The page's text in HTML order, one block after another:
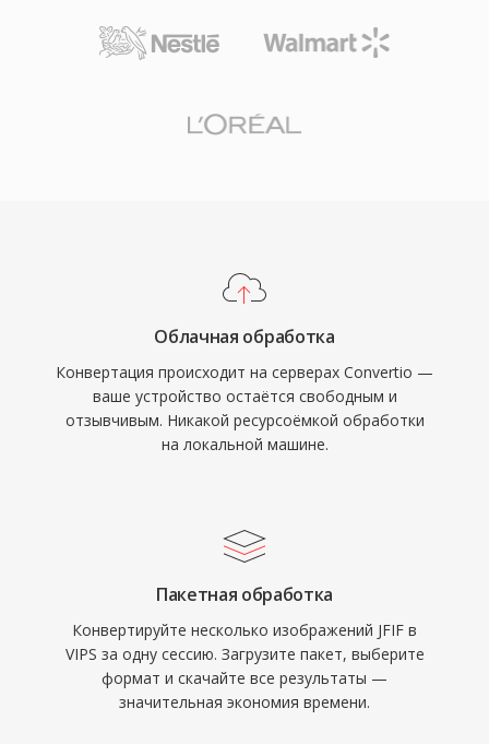
Облачная обработка
Конвертация происходит на серверах Convertio —
ваше устройство остаётся свободным и
отзывчивым. Никакой ресурсоёмкой обработки
на локальной машине.
Пакетная обработка
Конвертируйте несколько изображений JFIF в
VIPS за одну сессию. Загрузите пакет, выберите
формат и скачайте все результаты —
значительная экономия времени.